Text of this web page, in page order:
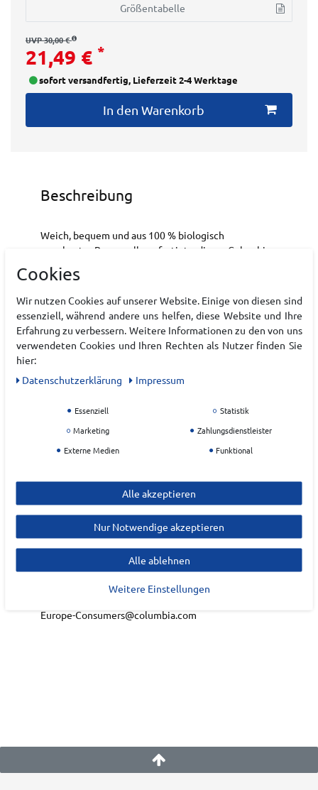
Größentabelle
UVP 30,00 €
21,49 € *
sofort versandfertig, Lieferzeit 2-4 Werktage
In den Warenkorb
Beschreibung
Weich, bequem und aus 100 % biologisch
angebauter Baumwolle gefertigt – dieses Columbia
Herren-T-Shirt eignet sich perfekt für den Alltag.
Unser klassisches Logo auf der Vorderseite und eine
Outdoor-Grafik auf der Rückseite verleihen dem T-
Shirt einen starken Look.
Aus biologisch angebauter Baumwolle
hergestellt
Art.-ID:22225232
Materialzusammensetzung: 100% Baumwolle
EU Verantwortlicher
Columbia Sportswear GmbH
München
Europe-Consumers@columbia.com
Cookies
Wir nutzen Cookies auf unserer Website. Einige von diesen sind
essenziell, während andere uns helfen, diese Website und Ihre
Erfahrung zu verbessern. Weitere Informationen zu den von uns
verwendeten Cookies und Ihren Rechten als Nutzer finden Sie
hier:
Daten­schutz­erklärung
Impressum
Essenziell
Statistik
Marketing
Zahlungsdienstleister
Externe Medien
Funktional
Alle akzeptieren
Nur Notwendige akzeptieren
Alle ablehnen
Weitere Einstellungen